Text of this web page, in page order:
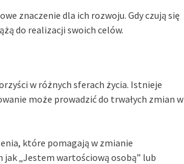
znaczenie dla ich rozwoju. Gdy czują się
do realizacji swoich celów.
w różnych sferach życia. Istnieje
może prowadzić do trwałych zmian w
które pomagają w zmianie
„Jestem wartościową osobą” lub